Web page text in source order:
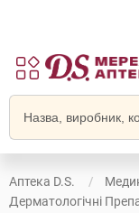
Аптека D.S.
Дерматологічні